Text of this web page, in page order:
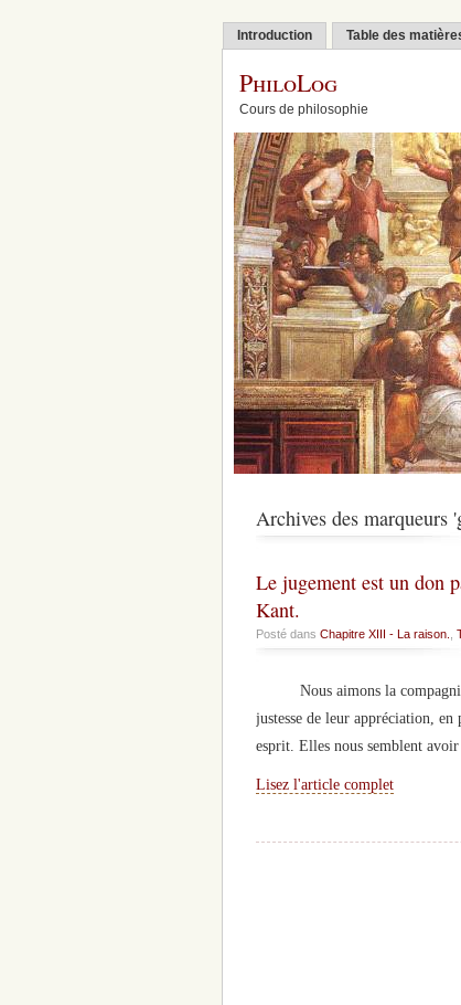
Introduction Table des
PhiloLog
Cours de philosophie
Archives des marqueurs
Le jugement est un don
Kant.
Posté dans Chapitre XIII - La raison.,
Nous aimons la compagnie
justesse de leur appréciation,
esprit. Elles nous semblent
Lisez l'article complet